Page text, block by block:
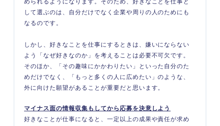
められるようになります。そのため、好きなことを仕事と
して選ぶのは、自分だけでなく企業や周りの人のためにも
なるのです。
しかし、好きなことを仕事にするときは、嫌いにならない
よう「なぜ好きなのか」を考えることは必要不可欠です。
そのほか、「その趣味にかかわりたい」といった自分のた
めだけでなく、「もっと多くの人に広めたい」のような、
外に向けた願望があることが重要だと思います。
マイナス面の情報収集もしてから応募を決意しよう
好きなことが仕事になると、一定以上の成果や責任が求め